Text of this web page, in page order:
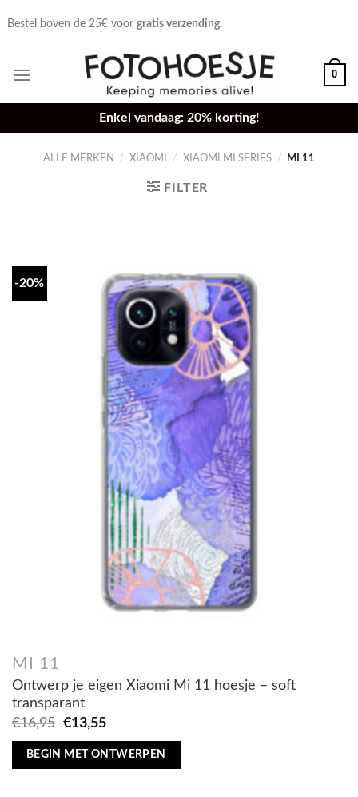
to
Bestel voor 16u,zelfde dag verzonden.
0
Enkel vandaag: 20% korting!
ALLE MERKEN / XIAOMI / XIAOMI MI SERIES / MI 11
FILTER
-20%
MI 11
Ontwerp je eigen Xiaomi Mi 11 hoesje – soft
transparant
€16,95
Oorspronkelijke
was:
€13,55Huidige
is:
BEGIN MET ONTWERPEN